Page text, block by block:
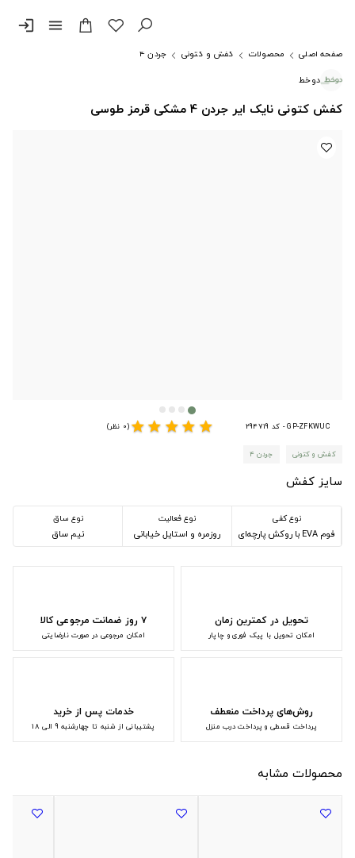
menu
login
صفحه اصلی محصولات کفش و کتونی
جردن ۴
دوخط
کفش کتونی نایک ایر جردن 4 مشکی قرمز طوسی
GP-ZFKWUC - کد 294719 star
star
star
star
star(0 نظر)
کفش و کتونی جردن ۴
سایز کفش
نوع کفی
فوم EVA با روکش پارچه‌ای
نوع فعالیت
روزمره و استایل خیابانی
نوع ساق
نیم ساق
تحویل در کمترین زمان
امکان تحویل با پیک فوری و چاپار
۷ روز ضمانت مرجوعی کالا
امکان مرجوعی در صورت نارضایتی
روش‌های پرداخت منعطف
پرداخت قسطی و پرداخت درب منزل
خدمات پس از خرید
پشتیبانی از شنبه تا چهارشنبه 9 الی 18
محصولات مشابه